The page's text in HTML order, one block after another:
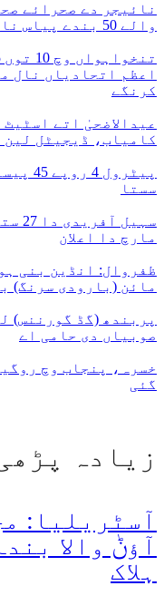
نائیجر دے صحرائے
والے 50 بندے پیاس نال جاں بحق
اعظم اتحادیاں نال
کرنگے
عیدالاضحیٰ اتے اسٹیٹ
کامیاب، ڈیجیٹل لین
سستا
مارچ دا اعلان
مائن (بارودی سرنگ)
پربندھ (گڈ گورننس)
صوبیاں دی حامی اے
گئی
زیادہ
آسٹریلیا:
آؤݨ والا
ہلاک